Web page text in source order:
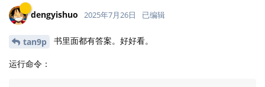
dengyishuo 2025年7月26日 已编辑
tan9p 书里面都有答案。好好看。
运行命令：